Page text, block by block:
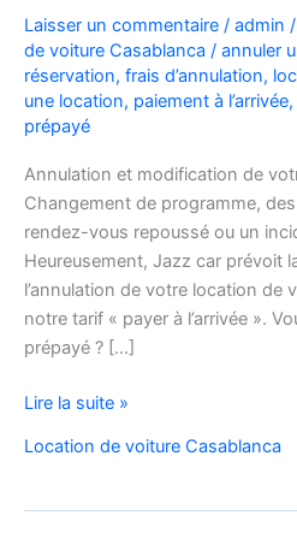
Laisser un commentaire / admin /
de voiture Casablanca / annuler
réservation, frais d’annulation,
une location, paiement à l’arrivée,
prépayé
Annulation et modification de
Changement de programme,
rendez-vous repoussé ou un
Heureusement, Jazz car prévoit
l’annulation de votre location de
notre tarif « payer à l’arrivée ».
prépayé ? […]
location
annulation
Lire la suite »
Location de voiture Casablanca